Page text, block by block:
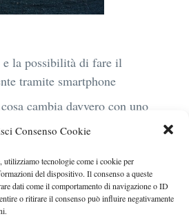
Consenso Cookie
tecnologie come i cookie per
del dispositivo. Il consenso a queste
dati come il comportamento di navigazione o ID
o ritirare il consenso può influire negativamente
e la possibilità di fare il
tramite smartphone
cambia davvero con uno
con noleggio a lungo
stop lampeggianti